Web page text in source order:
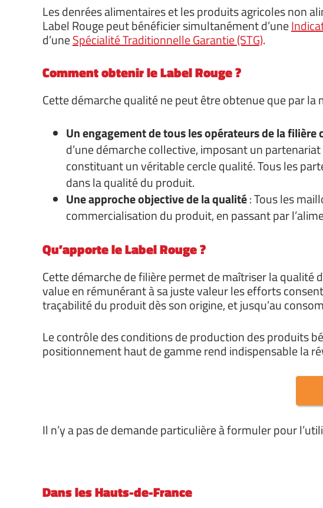
Les denrées alimentaires et les produits agricoles non
Label Rouge peut bénéficier simultanément d’une
d’uneSpécialité Traditionnelle Garantie (STG).
Comment obtenir le Label Rouge ?
Cette démarche qualité ne peut être obtenue que par la
Un engagement de tous les opérateurs de la filière
d’une démarche collective, imposant un
constituant un véritable cercle qualité. Tous les
dans la qualité du produit.
Une approche objective de la qualité: Tous les
commercialisation du produit, en passant par
Qu’apporte le Label Rouge ?
Cette démarche de filière permet de maîtriser la qualité
value en rémunérant à sa juste valeur les efforts
traçabilité du produit dès son origine, et jusqu’au
Le contrôle des conditions de production des produits
positionnement haut de gamme rend indispensable la
Il n’y a pas de demande particulière à formuler pour
Dans les Hauts-de-France